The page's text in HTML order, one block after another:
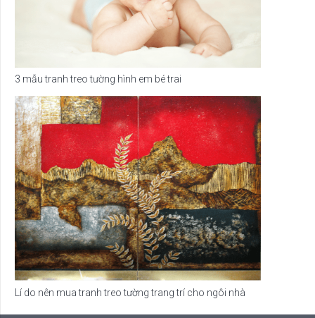
3 mẫu tranh treo tường hình em bé trai
Lí do nên mua tranh treo tường trang trí cho ngôi nhà